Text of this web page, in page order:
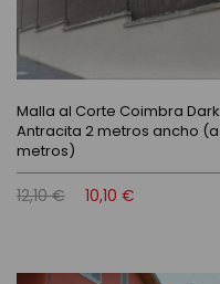
Malla al Corte Coimbra Dark
Antracita 2 metros ancho (a
metros)
12,10 € 10,10 €